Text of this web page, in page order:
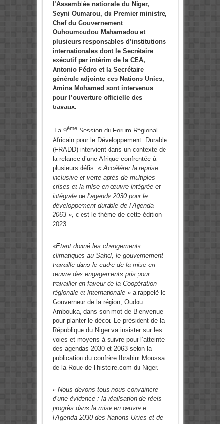
l’Assemblée nationale du Niger,
Seyni Oumarou, du Premier ministre,
Chef du Gouvernement
Ouhoumoudou Mahamadou et
plusieurs responsables d’institutions
internationales dont le Secrétaire
exécutif par intérim de la CEA,
Antonio Pédro et la Secrétaire
générale adjointe des Nations Unies,
Amina Mohamed sont intervenus
pour l’ouverture officielle des
travaux.
La 9èmeSession du Forum Régional
Africain pour le Développement Durable
(FRADD) intervient dans un contexte de
la relance d’une Afrique confrontée à
plusieurs défis. « Accélérer la reprise
inclusive et verte après de multiples
crises et la mise en œuvre intégrée et
intégrale de l’agenda 2030 pour le
développement durable de l’Agenda
2063 », c’est le thème de cette édition
2023.
«Etant donné les changements
climatiques au Sahel, le gouvernement
travaille dans le cadre de la mise en
œuvre des engagements pris pour
travailler en faveur de la Coopération
régionale et internationale »a rappelé le
Gouverneur de la région, Oudou
Ambouka, dans son mot de Bienvenue
pour planter le décor. Le président de la
République du Niger va insister sur les
voies et moyens à suivre pour l’atteinte
des agendas 2030 et 2063 selon la
publication du confrère Ibrahim Moussa
de la Roue de l’histoire.com du Niger.
« Nous devons tous nous convaincre
d’une évidence : la réalisation de réels
progrès dans la mise en œuvre e
l’Agenda 2030 des Nations Unies et de